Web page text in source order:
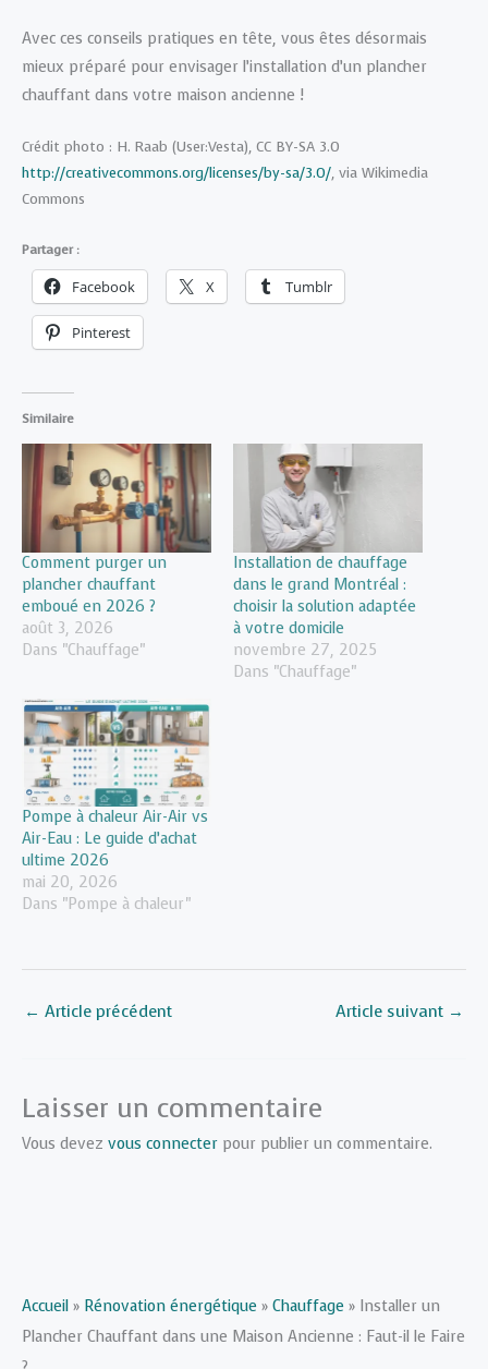
Avec ces conseils pratiques en tête, vous êtes désormais
mieux préparé pour envisager l’installation d’un plancher
chauffant dans votre maison ancienne !
Crédit photo : H. Raab (User:Vesta), CC BY-SA 3.0
http://creativecommons.org/licenses/by-sa/3.0/, via Wikimedia
Commons
Partager :
Facebook X Tumblr
Pinterest
Similaire
Comment purger un
plancher chauffant
emboué en 2026 ?
août 3, 2026
Dans "Chauffage"
Installation de chauffage
dans le grand Montréal :
choisir la solution adaptée
à votre domicile
novembre 27, 2025
Dans "Chauffage"
Pompe à chaleur Air-Air vs
Air-Eau : Le guide d’achat
ultime 2026
mai 20, 2026
Dans "Pompe à chaleur"
← Article précédent Article suivant →
Laisser un commentaire
Vous devez vous connecter pour publier un commentaire.
Accueil » Rénovation énergétique » Chauffage » Installer un
Plancher Chauffant dans une Maison Ancienne : Faut-il le Faire